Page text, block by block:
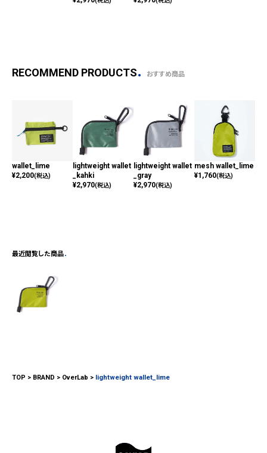
RECOMMEND PRODUCTS おすすめ商品
wallet_lime
¥2,200(税込)
lightweight wallet
_kahki
¥2,970(税込)
lightweight wallet
_gray
¥2,970(税込)
mesh wallet_lime
¥1,760(税込)
最近閲覧した商品
TOP BRAND OverLab lightweight wallet_lime